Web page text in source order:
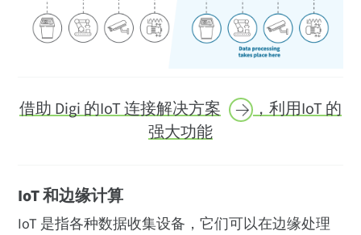
借助 Digi 的IoT 连接解决方案
，利用IoT 的
强大功能
IoT 和边缘计算
IoT 是指各种数据收集设备，它们可以在边缘处理